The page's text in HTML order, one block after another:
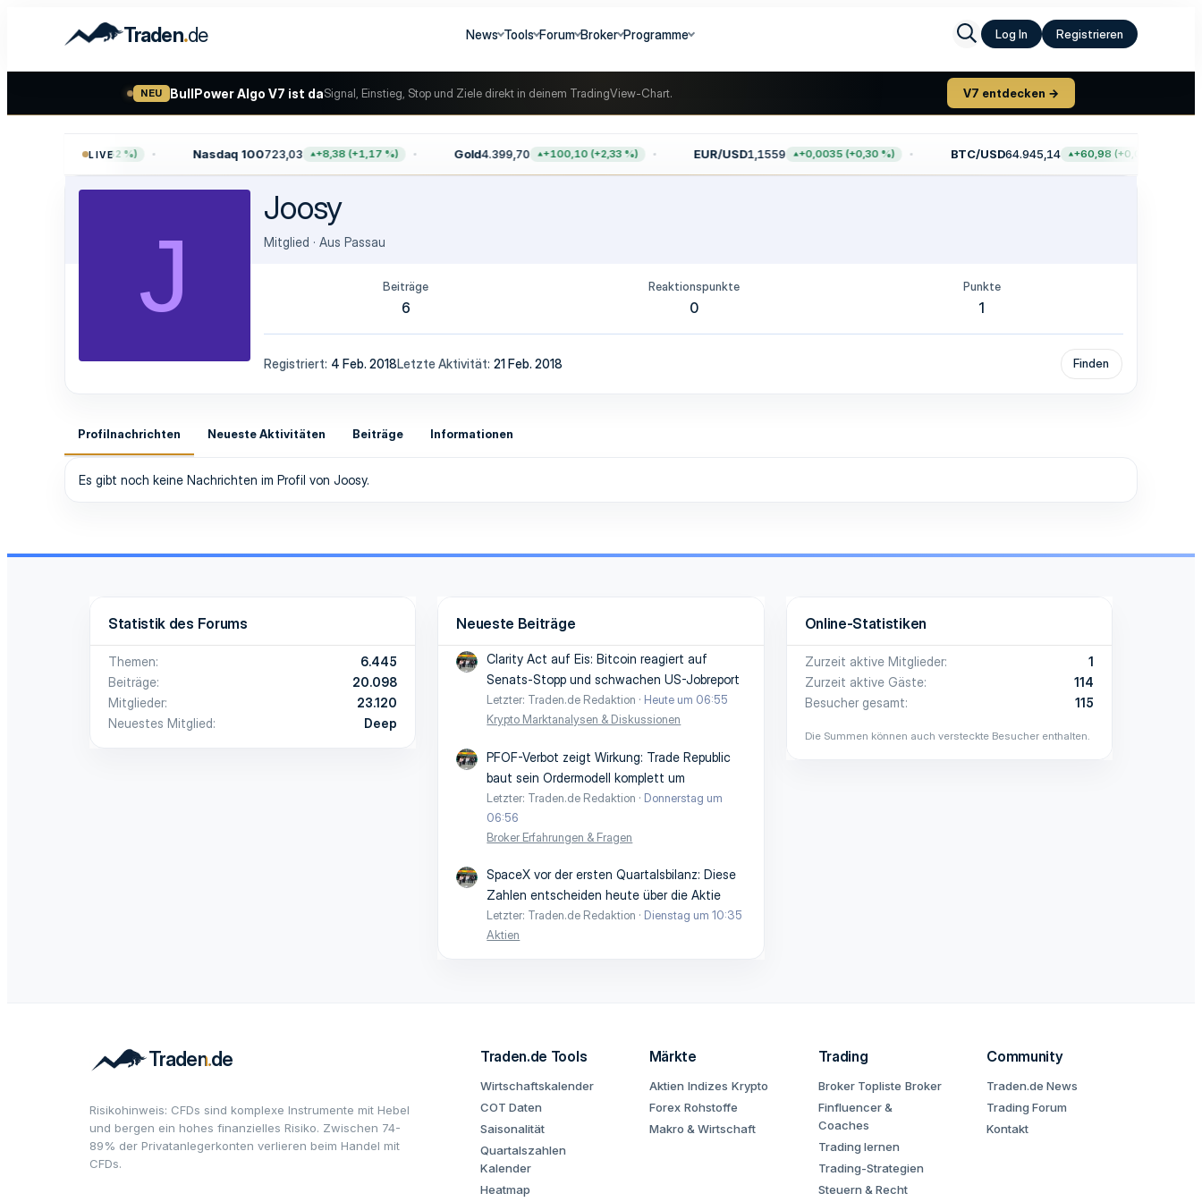
Traden.de News Tools Forum Broker Programme Log In Registrieren
NEU BullPower Algo V7 ist daSignal, Einstieg, Stop und Ziele direkt in deinem TradingView-Chart. V7 entdecken →
LIVE
+47,68 (+0,62 %) Nasdaq 100723,03 +8,38 (+1,17 %) Gold4.399,70 +100,10 (+2,33 %) EUR/USD1,1559 +0,0035 (+0,30 %) BTC/USD64.945,14 +60,98 (+0,09 %)
J
Joosy
Mitglied · Aus Passau
Beiträge
6
Reaktionspunkte
0
Punkte
1
Registriert 4 Feb. 2018Letzte Aktivität 21 Feb. 2018 Finden
Profilnachrichten Neueste Aktivitäten Beiträge Informationen
Es gibt noch keine Nachrichten im Profil von Joosy.
Statistik des Forums
Themen
6.445
Beiträge
20.098
Mitglieder
23.120
Neuestes Mitglied
Deep
Neueste Beiträge
Clarity Act auf Eis: Bitcoin reagiert auf
Senats-Stopp und schwachen US-Jobreport
Letzter: Traden.de Redaktion
Heute um 06:55
Krypto Marktanalysen & Diskussionen
PFOF-Verbot zeigt Wirkung: Trade Republic
baut sein Ordermodell komplett um
Letzter: Traden.de Redaktion
Donnerstag um
06:56
Broker Erfahrungen & Fragen
SpaceX vor der ersten Quartalsbilanz: Diese
Zahlen entscheiden heute über die Aktie
Letzter: Traden.de Redaktion
Dienstag um 10:35
Aktien
Online-Statistiken
Zurzeit aktive Mitglieder
1
Zurzeit aktive Gäste
114
Besucher gesamt
115
Die Summen können auch versteckte Besucher enthalten.
Risikohinweis: CFDs sind komplexe Instrumente mit Hebel
und bergen ein hohes finanzielles Risiko. Zwischen 74-
89% der Privatanlegerkonten verlieren beim Handel mit
CFDs.
Traden.de Tools
Wirtschaftskalender
COT Daten
Saisonalität
Quartalszahlen
Kalender
Heatmap
Märkte
Aktien Indizes Krypto
Forex Rohstoffe
Makro & Wirtschaft
Trading
Broker Topliste Broker
Finfluencer &
Coaches
Trading lernen
Trading-Strategien
Steuern & Recht
Community
Traden.de News
Trading Forum
Kontakt